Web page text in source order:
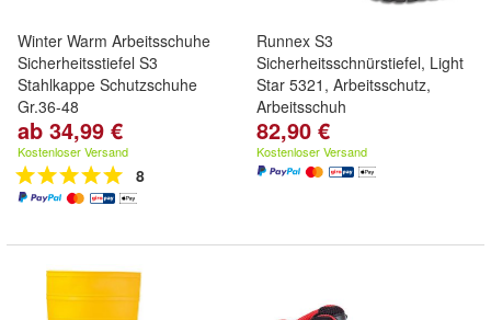
Winter Warm Arbeitsschuhe
Sicherheitsstiefel S3
Stahlkappe Schutzschuhe
Gr.36-48
ab 34,99 €
Kostenloser Versand
8
Runnex S3
Sicherheitsschnürstiefel, Light
Star 5321, Arbeitsschutz,
Arbeitsschuh
82,90 €
Kostenloser Versand